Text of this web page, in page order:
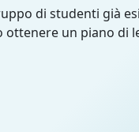
di studenti già
ottenere un piano di